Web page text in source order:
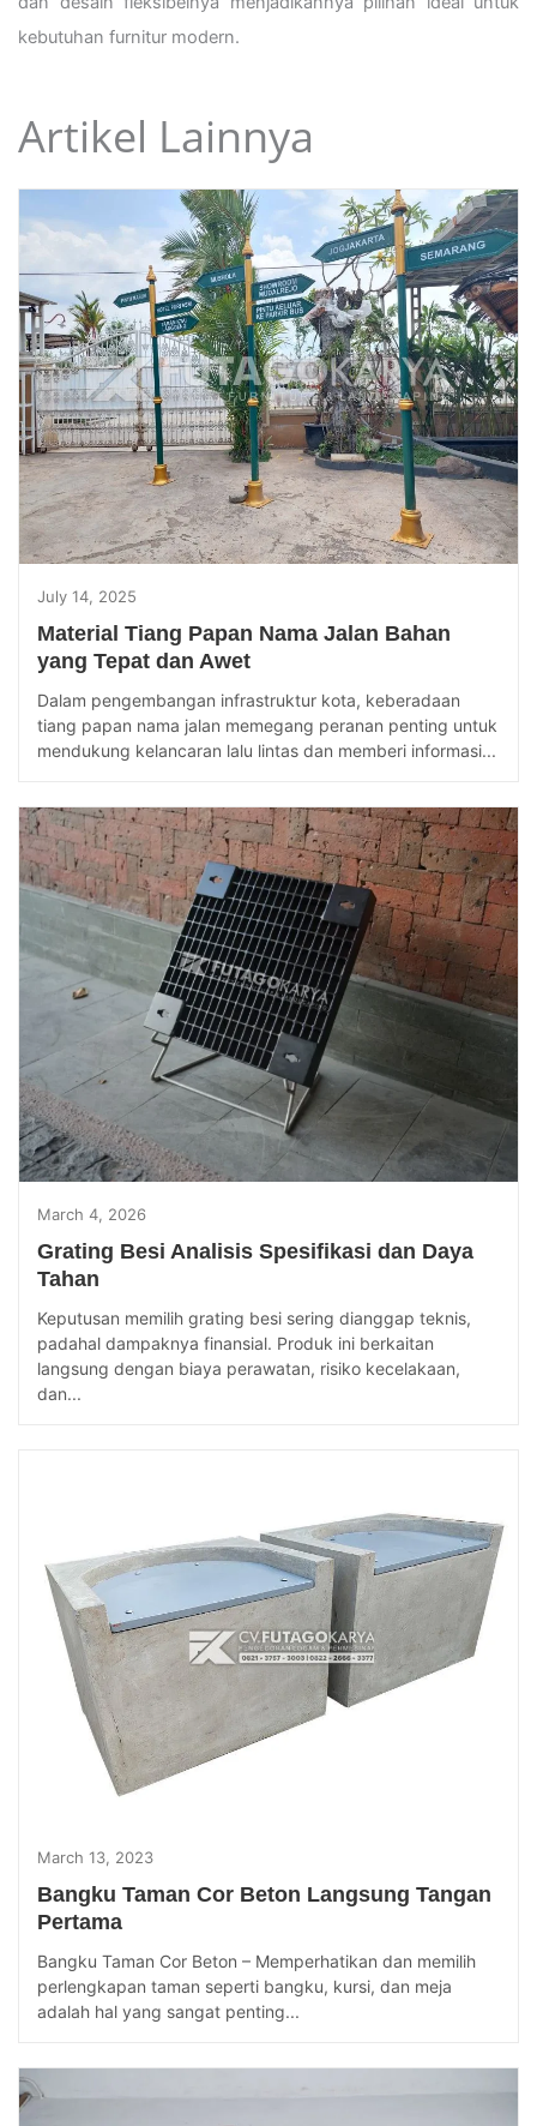
kebutuhan furnitur modern.
Artikel Lainnya
July 14, 2025
Material Tiang Papan Nama Jalan Bahan
yang Tepat dan Awet
Dalam pengembangan infrastruktur kota, keberadaan
tiang papan nama jalan memegang peranan penting untuk
mendukung kelancaran lalu lintas dan memberi informasi...
March 4, 2026
Grating Besi Analisis Spesifikasi dan Daya
Tahan
Keputusan memilih grating besi sering dianggap teknis,
padahal dampaknya finansial. Produk ini berkaitan
langsung dengan biaya perawatan, risiko kecelakaan,
dan...
March 13, 2023
Bangku Taman Cor Beton Langsung Tangan
Pertama
Bangku Taman Cor Beton – Memperhatikan dan memilih
perlengkapan taman seperti bangku, kursi, dan meja
adalah hal yang sangat penting...